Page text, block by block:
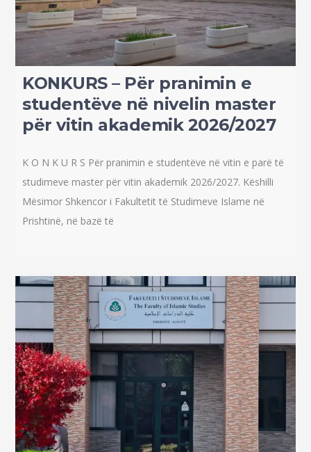
KONKURS – Për pranimin e
studentëve në nivelin master
për vitin akademik 2026/2027
K O N K U R S Për pranimin e studentëve në vitin e parë të
studimeve master për vitin akademik 2026/2027. Këshilli
Mësimor Shkencor i Fakultetit të Studimeve Islame në
Prishtinë, në bazë të